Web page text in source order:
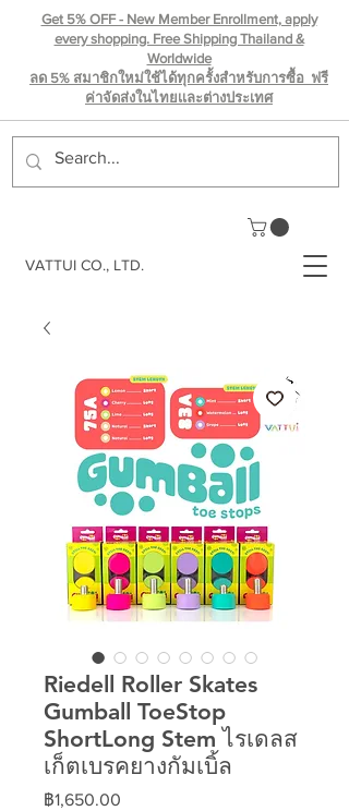
VATTUI CO., LTD.
Get 5% OFF - New Member Enrollment, apply
every shopping. Free Shipping Thailand &
Worldwide
ลด 5% สมาชิกใหม่ใช้ได้ทุกครั้งสำหรับการซื้อ ฟรี
ค่าจัดส่งในไทยเเละต่างประเทศ
Riedell Roller Skates
Gumball ToeStop
ShortLong Stem ไรเดลส
เก็ตเบรคยางกัมเบิ้ล
฿1,650.00